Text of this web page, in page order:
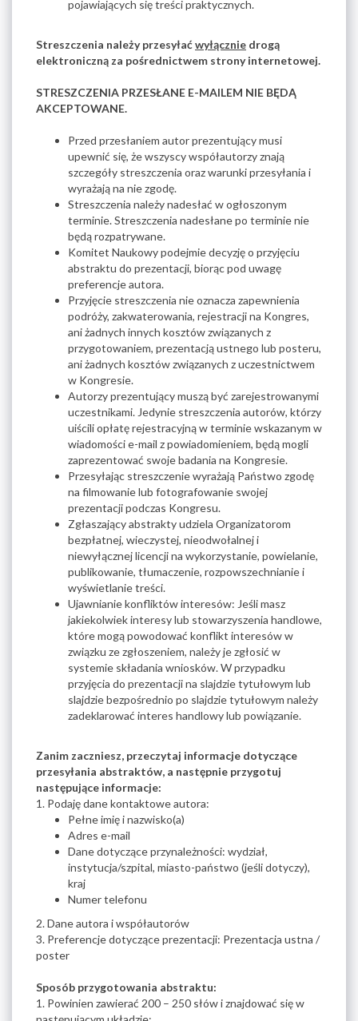
pojawiających się treści praktycznych.
Streszczenia należy przesyłaćwyłącznie drogą
elektroniczną za pośrednictwem strony internetowej.
STRESZCZENIA PRZESŁANE E-MAILEM NIE BĘDĄ
AKCEPTOWANE.
Przed przesłaniem autor prezentujący musi
upewnić się, że wszyscy współautorzy znają
szczegóły streszczenia oraz warunki przesyłania i
wyrażają na nie zgodę.
Streszczenia należy nadesłać w ogłoszonym
terminie. Streszczenia nadesłane po terminie nie
będą rozpatrywane.
Komitet Naukowy podejmie decyzję o przyjęciu
abstraktu do prezentacji, biorąc pod uwagę
preferencje autora.
Przyjęcie streszczenia nie oznacza zapewnienia
podróży, zakwaterowania, rejestracji na Kongres,
ani żadnych innych kosztów związanych z
przygotowaniem, prezentacją ustnego lub posteru,
ani żadnych kosztów związanych z uczestnictwem
w Kongresie.
Autorzy prezentujący muszą być zarejestrowanymi
uczestnikami. Jedynie streszczenia autorów, którzy
uiścili opłatę rejestracyjną w terminie wskazanym w
wiadomości e-mail z powiadomieniem, będą mogli
zaprezentować swoje badania na Kongresie.
Przesyłając streszczenie wyrażają Państwo zgodę
na filmowanie lub fotografowanie swojej
prezentacji podczas Kongresu.
Zgłaszający abstrakty udziela Organizatorom
bezpłatnej, wieczystej, nieodwołalnej i
niewyłącznej licencji na wykorzystanie, powielanie,
publikowanie, tłumaczenie, rozpowszechnianie i
wyświetlanie treści.
Ujawnianie konfliktów interesów: Jeśli masz
jakiekolwiek interesy lub stowarzyszenia handlowe,
które mogą powodować konflikt interesów w
związku ze zgłoszeniem, należy je zgłosić w
systemie składania wniosków. W przypadku
przyjęcia do prezentacji na slajdzie tytułowym lub
slajdzie bezpośrednio po slajdzie tytułowym należy
zadeklarować interes handlowy lub powiązanie.
Zanim zaczniesz, przeczytaj informacje dotyczące
przesyłania abstraktów, a następnie przygotuj
następujące informacje:
1. Podaję dane kontaktowe autora:
Pełne imię i nazwisko(a)
Adres e-mail
Dane dotyczące przynależności: wydział,
instytucja/szpital, miasto-państwo (jeśli dotyczy),
kraj
Numer telefonu
2. Dane autora i współautorów
3. Preferencje dotyczące prezentacji: Prezentacja ustna /
poster
Sposób przygotowania abstraktu:
1. Powinien zawierać 200 – 250 słów i znajdować się w